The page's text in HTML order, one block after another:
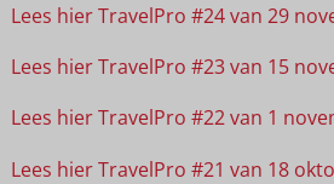
Lees hier TravelPro #24 van 29
Lees hier TravelPro #23 van 15
Lees hier TravelPro #22 van 1
Lees hier TravelPro #21 van 18